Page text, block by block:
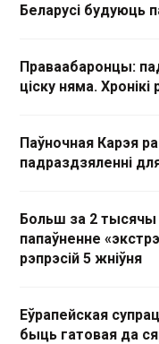
Беларусі будуюць
Праваабаронцы:
ціску няма. Хронікі
Паўночная Карэя
падраздзяленні
Больш за 2 тысячы
папаўненне
рэпрэсій 5 жніўня
Еўрапейская
быць гатовая да